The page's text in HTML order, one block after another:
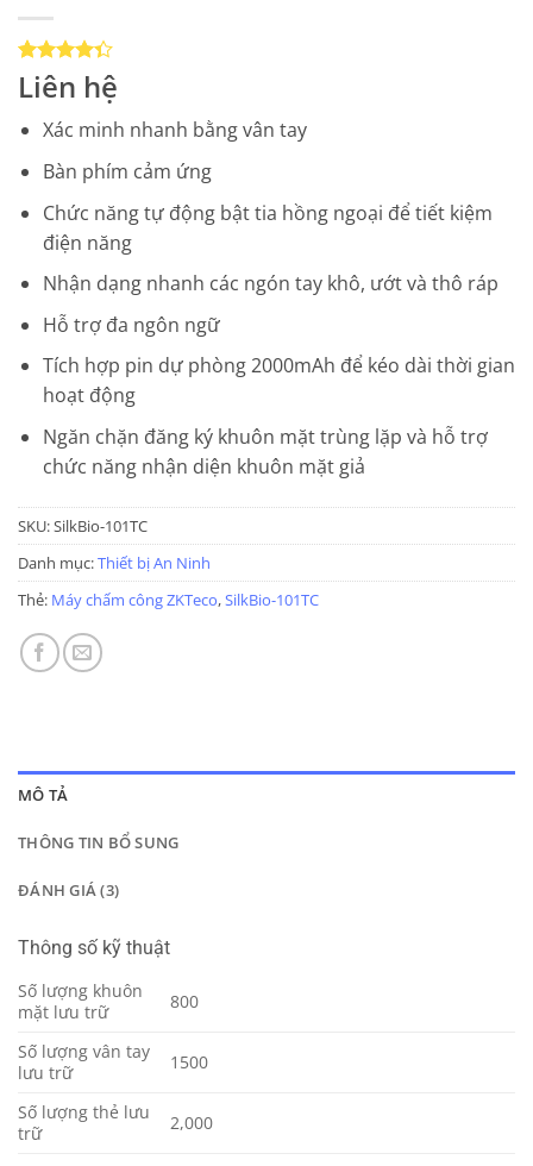
4.33trên
5 dựa
3
giá
Liên hệ
Xác minh nhanh bằng vân tay
Bàn phím cảm ứng
Chức năng tự động bật tia hồng ngoại để tiết kiệm
điện năng
Nhận dạng nhanh các ngón tay khô, ướt và thô ráp
Hỗ trợ đa ngôn ngữ
Tích hợp pin dự phòng 2000mAh để kéo dài thời gian
hoạt động
Ngăn chặn đăng ký khuôn mặt trùng lặp và hỗ trợ
chức năng nhận diện khuôn mặt giả
SKU:SilkBio-101TC
Danh mục:Thiết bị An Ninh
Thẻ: Máy chấm công ZKTeco,SilkBio-101TC
MÔ TẢ
THÔNG TIN BỔ SUNG
ĐÁNH GIÁ (3)
Thông số kỹ thuật
Số lượng khuôn
mặt lưu trữ
800
Số lượng vân tay
lưu trữ
1500
Số lượng thẻ lưu
trữ
2,000